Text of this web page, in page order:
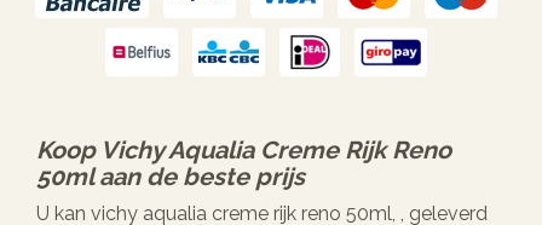
Koop Vichy Aqualia Creme Rijk Reno
50mlaan de beste prijs
U kan vichy aqualia creme rijk reno 50ml, , geleverd